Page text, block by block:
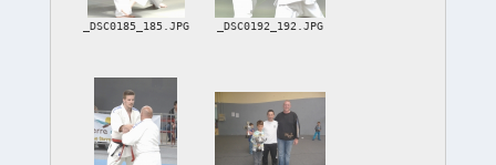
_DSC0185_185.JPG _DSC0192_192.JPG